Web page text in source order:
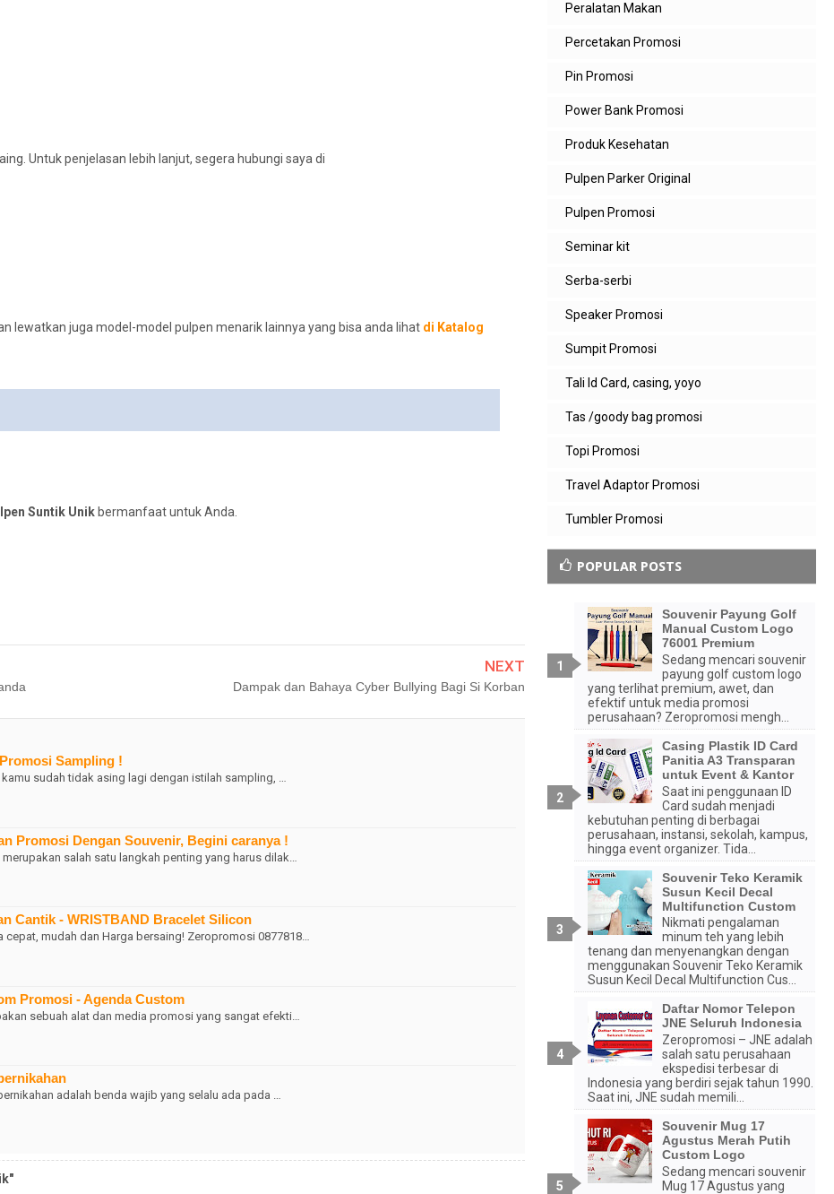
Untuk penjelasan lebih lanjut, segera hubungi saya di
lewatkan juga model-model pulpen menarik lainnya yang bisa anda lihat di Katalog
Suntik Unik bermanfaat untuk Anda.
NEXT
Dampak dan Bahaya Cyber Bullying Bagi Si Korban
Sampling !
sudah tidak asing lagi dengan istilah sampling, …
Promosi Dengan Souvenir, Begini caranya !
salah satu langkah penting yang harus dilak…
Cantik - WRISTBAND Bracelet Silicon
mudah dan Harga bersaing! Zeropromosi 0877818…
Promosi - Agenda Custom
sebuah alat dan media promosi yang sangat efekti…
adalah benda wajib yang selalu ada pada …
Peralatan Makan
Percetakan Promosi
Pin Promosi
Power Bank Promosi
Produk Kesehatan
Pulpen Parker Original
Pulpen Promosi
Seminar kit
Serba-serbi
Speaker Promosi
Sumpit Promosi
Tali Id Card, casing, yoyo
Tas /goody bag promosi
Topi Promosi
Travel Adaptor Promosi
Tumbler Promosi
POPULAR POSTS
Souvenir Payung Golf
Manual Custom Logo
76001 Premium
Sedang mencari souvenir
payung golf custom logo
yang terlihat premium, awet, dan
efektif untuk media promosi
perusahaan? Zeropromosi mengh...
Casing Plastik ID Card
Panitia A3 Transparan
untuk Event & Kantor
Saat ini penggunaan ID
Card sudah menjadi
kebutuhan penting di berbagai
perusahaan, instansi, sekolah, kampus,
hingga event organizer. Tida...
Souvenir Teko Keramik
Susun Kecil Decal
Multifunction Custom
Nikmati pengalaman
minum teh yang lebih
tenang dan menyenangkan dengan
menggunakan Souvenir Teko Keramik
Susun Kecil Decal Multifunction Cus...
Daftar Nomor Telepon
JNE Seluruh Indonesia
Zeropromosi – JNE adalah
salah satu perusahaan
ekspedisi terbesar di
Indonesia yang berdiri sejak tahun 1990.
Saat ini, JNE sudah memili...
Souvenir Mug 17
Agustus Merah Putih
Custom Logo
Sedang mencari souvenir
Mug 17 Agustus yang